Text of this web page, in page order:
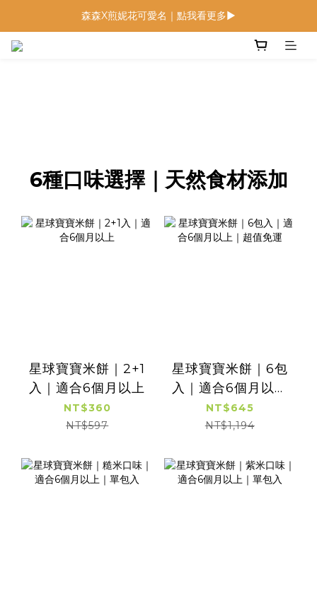
低鈉燉飯燉麵回歸 趕緊補貨！
6種口味選擇｜天然食材添加
星球寶寶米餅｜2+1
入｜適合6個月以上
NT$360
NT$597
星球寶寶米餅｜6包
入｜適合6個月以上
｜超值免運
NT$645
NT$1,194